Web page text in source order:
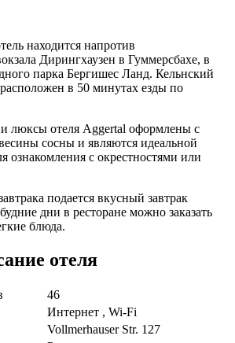
находится напротив
Дирингхаузен в Гуммерсбахе, в
парка Бергишес Ланд. Кельнский
в 50 минутах езды по
люксы отеля Aggertal оформлены с
сосны и являются идеальной
ознакомления с окрестностями или
подается вкусный завтрак
дни в ресторане можно заказать
блюда.
отеля
46
Интернет , Wi-Fi
Vollmerhauser Str. 127